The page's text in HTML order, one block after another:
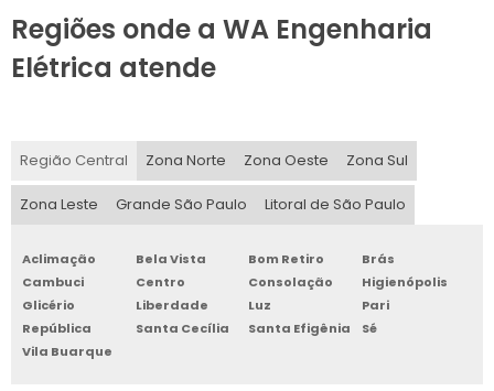
Regiões onde a WA Engenharia
Elétrica atende
Região Central Zona Norte Zona Oeste Zona Sul
Zona Leste Grande São Paulo Litoral de São Paulo
Aclimação Bela Vista Bom Retiro
Brás
Cambuci
Centro Consolação
Higienópolis
Glicério
Liberdade Luz
Pari
República
Santa Cecília Santa Efigênia
Sé
Vila Buarque